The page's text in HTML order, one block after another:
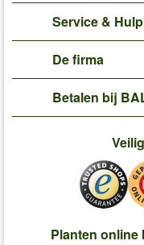
Service & Hulp
De firma
Betalen bij
Planten online